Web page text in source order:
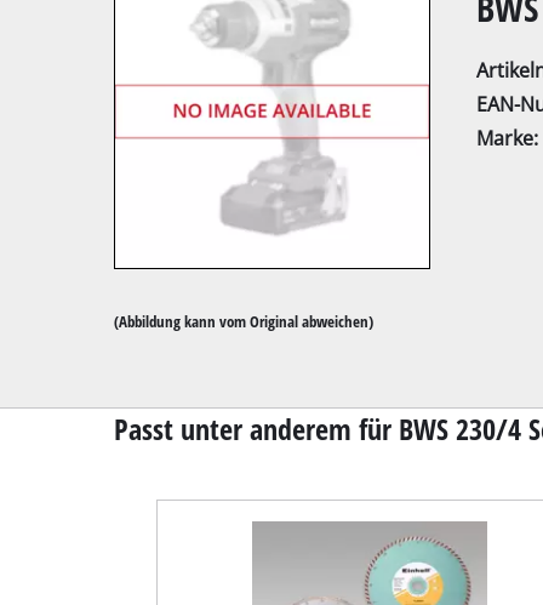
Dekupiersägen
Nass- /
(Abbildung kann vom Original abweichen)
EAN-
Marke:
Passt unter anderem für BWS 230/4